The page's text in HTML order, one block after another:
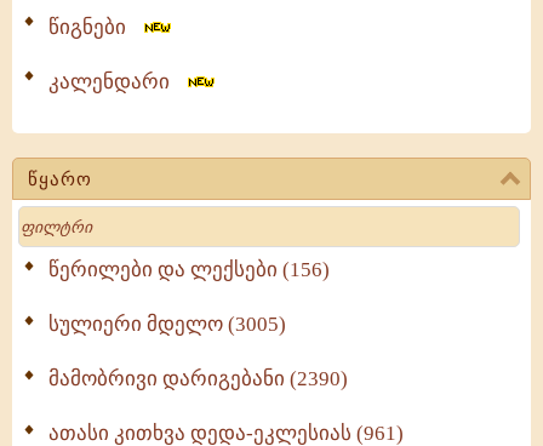
წიგნები
კალენდარი
წყარო
Search
წერილები და ლექსები (156)
სულიერი მდელო (3005)
მამობრივი დარიგებანი (2390)
ათასი კითხვა დედა-ეკლესიას (961)